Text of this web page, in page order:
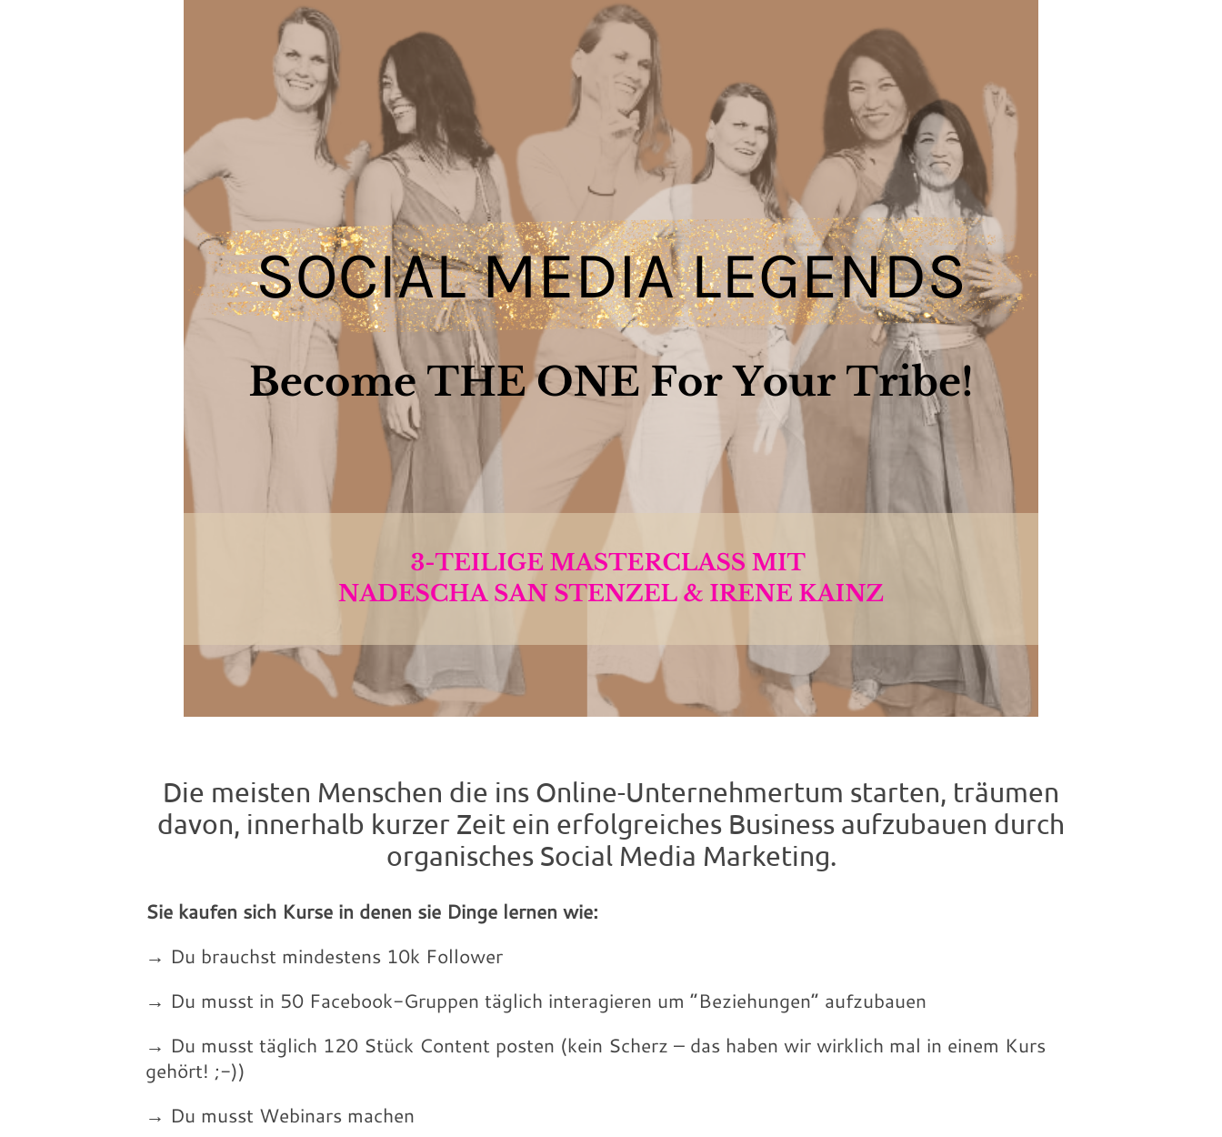
Die meisten Menschen die ins Online-Unternehmertum starten, träumen
davon, innerhalb kurzer Zeit ein erfolgreiches Business aufzubauen durch
organisches Social Media Marketing.
Sie kaufen sich Kurse in denen sie Dinge lernen wie:
→ Du brauchst mindestens 10k Follower
→ Du musst in 50 Facebook-Gruppen täglich interagieren um “Beziehungen” aufzubauen
→ Du musst täglich 120 Stück Content posten (kein Scherz – das haben wir wirklich mal in einem Kurs
gehört! ;-))
→ Du musst Webinars machen